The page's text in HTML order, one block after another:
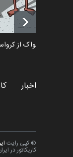
دمیر نواک از
اخبار
© کپی رایت
کاریکاتور در